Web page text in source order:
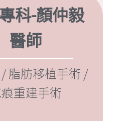
科-顏仲毅
醫師
脂肪移植手術 /
重建手術